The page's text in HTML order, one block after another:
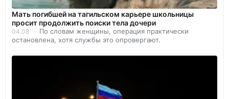
Мать погибшей на тагильском карьере школьницы
просит продолжить поиски тела дочери
04.08
По словам женщины, операция практически
остановлена, хотя службы это опровергают.